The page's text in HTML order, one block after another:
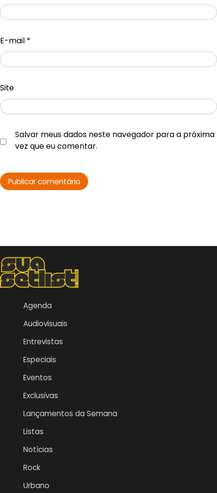
E-mail *
Site
Salvar meus dados neste navegador para a próxima
vez que eu comentar.
Agenda
Audiovisuais
Entrevistas
Especiais
Eventos
Exclusivas
Lançamentos da Semana
Listas
Notícias
Rock
Urbano